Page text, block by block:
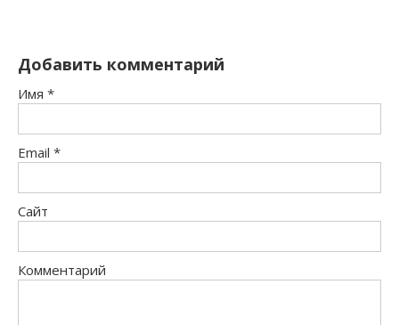
Добавить комментарий
Имя *
Email *
Сайт
Комментарий